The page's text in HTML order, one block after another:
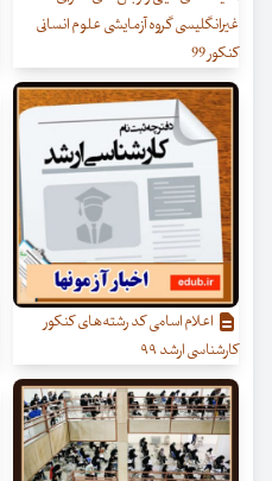
غیرانگلیسی گروه آزمایشی علوم انسانی
کنکور 99
اعلام اسامی کد رشته‌های کنکور
کارشناسی ارشد ۹۹